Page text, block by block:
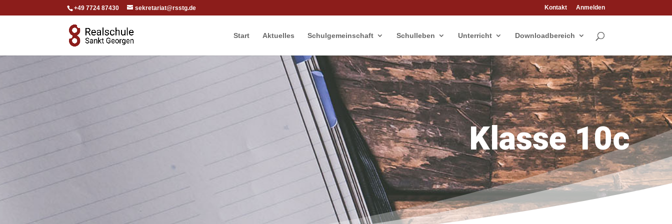
+49 7724 87430 sekretariat@rsstg.de Kontakt Anmelden
Start Aktuelles Schulgemeinschaft Schulleben Unterricht Downloadbereich
Klasse 10c